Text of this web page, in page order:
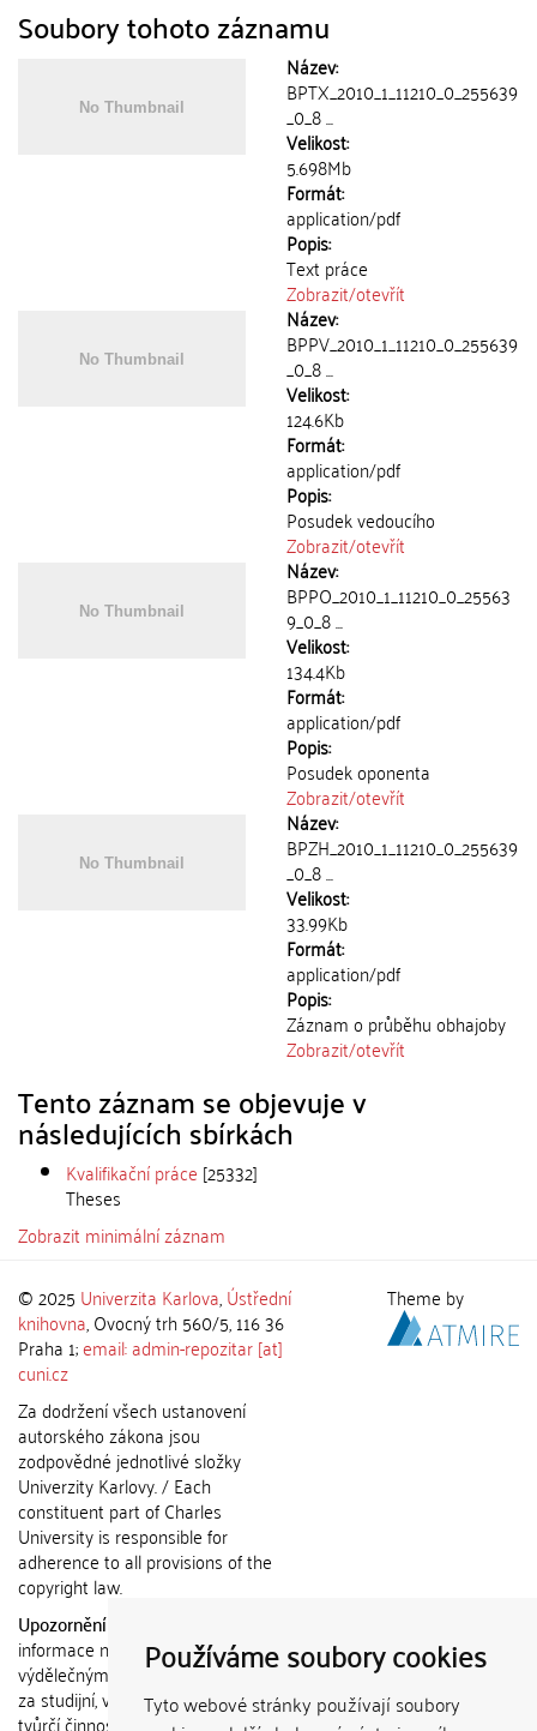
Používáme soubory cookies
Tyto webové stránky používají soubory
Soubory tohoto záznamu
Název:
BPTX_2010_1_11210_0_255639
_0_8 ...
Velikost:
5.698Mb
Formát:
application/pdf
Popis:
Text práce
Zobrazit/otevřít
Název:
BPPV_2010_1_11210_0_255639
_0_8 ...
Velikost:
124.6Kb
Formát:
application/pdf
Popis:
Posudek vedoucího
Zobrazit/otevřít
Název:
BPPO_2010_1_11210_0_25563
9_0_8 ...
Velikost:
134.4Kb
Formát:
application/pdf
Popis:
Posudek oponenta
Zobrazit/otevřít
Název:
BPZH_2010_1_11210_0_255639
_0_8 ...
Velikost:
33.99Kb
Formát:
application/pdf
Popis:
Záznam o průběhu obhajoby
Zobrazit/otevřít
Tento záznam se objevuje v
následujících sbírkách
Kvalifikační práce [25332]
Theses
Zobrazit minimální záznam
© 2025 Univerzita Karlova,Ústřední
knihovna, Ovocný trh 560/5, 116 36
Praha 1;email: admin-repozitar [at]
cuni.cz
Za dodržení všech ustanovení
autorského zákona jsou
zodpovědné jednotlivé složky
Univerzity Karlovy. / Each
constituent part of Charles
University is responsible for
adherence to all provisions of the
copyright law.
Upozornění / Notice:
informace nemohou být použity k
výdělečným účelům nebo vydávány
za studijní, vědeckou nebo jinou
tvůrčí činnost jiné osoby než autora.
Theme by